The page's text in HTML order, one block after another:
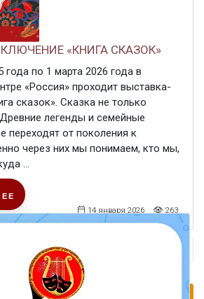
«КНИГА СКАЗОК»
года по 1 марта 2026 года в
«Россия» проходит выставка-
сказок». Сказка не только
легенды и семейные
переходят от поколения к
через них мы понимаем, кто мы,
...
14 января 2026 263